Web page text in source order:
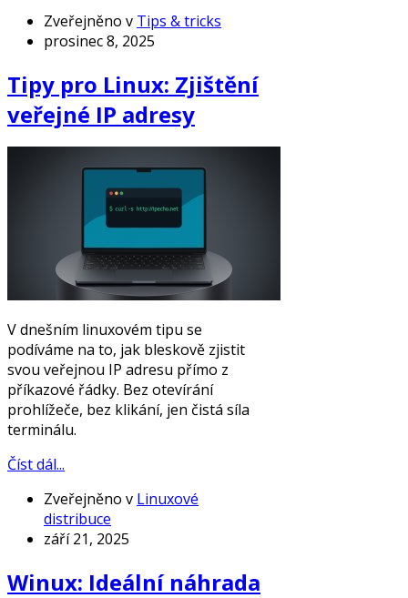
Zveřejněno v Tips & tricks
prosinec 8, 2025
Tipy pro Linux: Zjištění
veřejné IP adresy
V dnešním linuxovém tipu se
podíváme na to, jak bleskově zjistit
svou veřejnou IP adresu přímo z
příkazové řádky. Bez otevírání
prohlížeče, bez klikání, jen čistá síla
terminálu.
Číst dál...
Zveřejněno v Linuxové
distribuce
září 21, 2025
Winux: Ideální náhrada